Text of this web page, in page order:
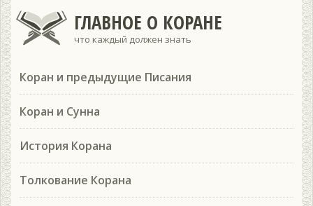
ГЛАВНОЕ О КОРАНЕ
что каждый должен знать
Коран и предыдущие Писания
Коран и Сунна
История Корана
Толкование Корана